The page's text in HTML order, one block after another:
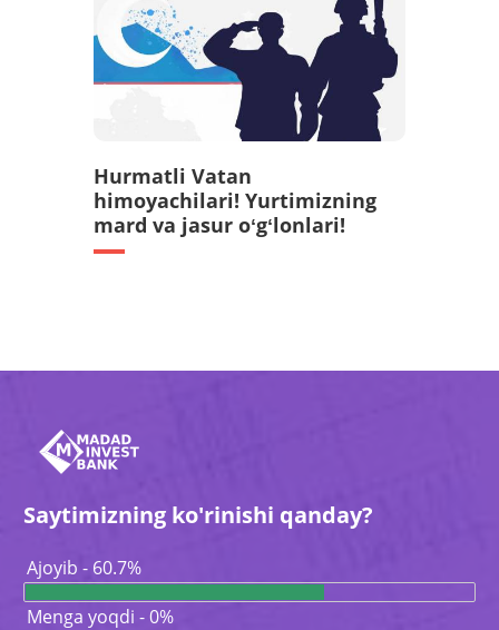
Hurmatli Vatan
himoyachilari! Yurtimizning
mard va jasur oʻgʻlonlari!
Saytimizning ko'rinishi qanday?
Ajoyib - 60.7%
Menga yoqdi - 0%